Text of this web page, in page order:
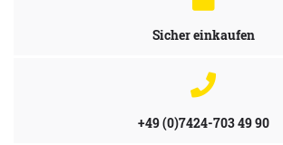
Sicher einkaufen
+49 (0)7424-703 49 90